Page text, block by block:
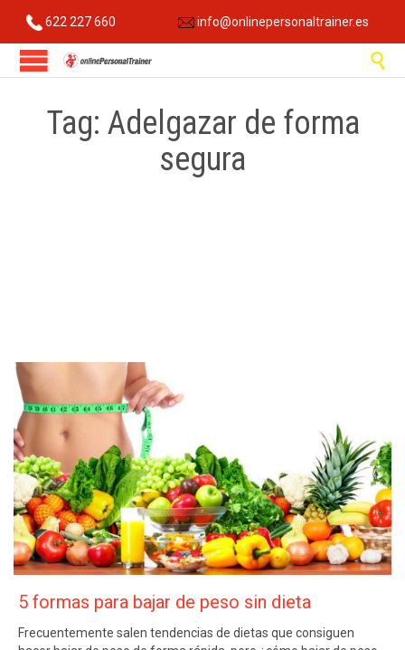
622 227 660 info@onlinepersonaltrainer.es

Tag: Adelgazar de forma
segura
5 formas para bajar de peso sin dieta
Frecuentemente salen tendencias de dietas que consiguen